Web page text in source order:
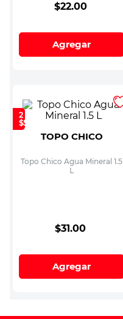
$22.00
Agregar
2 x
$55.00
TOPO CHICO
Topo Chico Agua Mineral 1.5
L
$31.00
Agregar